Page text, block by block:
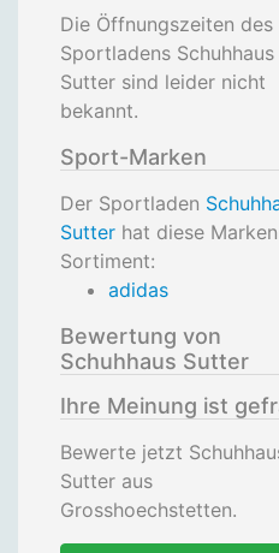
Die Öffnungszeiten des
Sportladens Schuhhaus
Sutter sind leider nicht
bekannt.
Sport-Marken
Der Sportladen
Sutter hat diese
Sortiment:
adidas
Bewertung von
Schuhhaus Sutter
Ihre Meinung ist
Bewerte jetzt
Sutter aus
Grosshoechstetten.